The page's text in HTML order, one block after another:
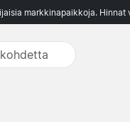
markkinapaikkoja.